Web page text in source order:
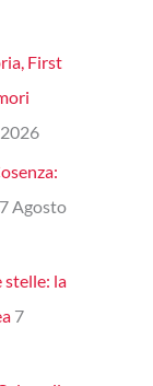
First
7 Agosto
stelle: la
7